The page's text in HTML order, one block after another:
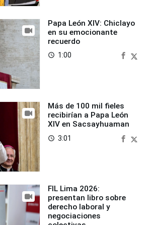
Papa León XIV: Chiclayo
en su emocionante
recuerdo
access_time 1:00
Más de 100 mil fieles
recibirían a Papa León
XIV en Sacsayhuaman
access_time 3:01
FIL Lima 2026:
presentan libro sobre
derecho laboral y
negociaciones